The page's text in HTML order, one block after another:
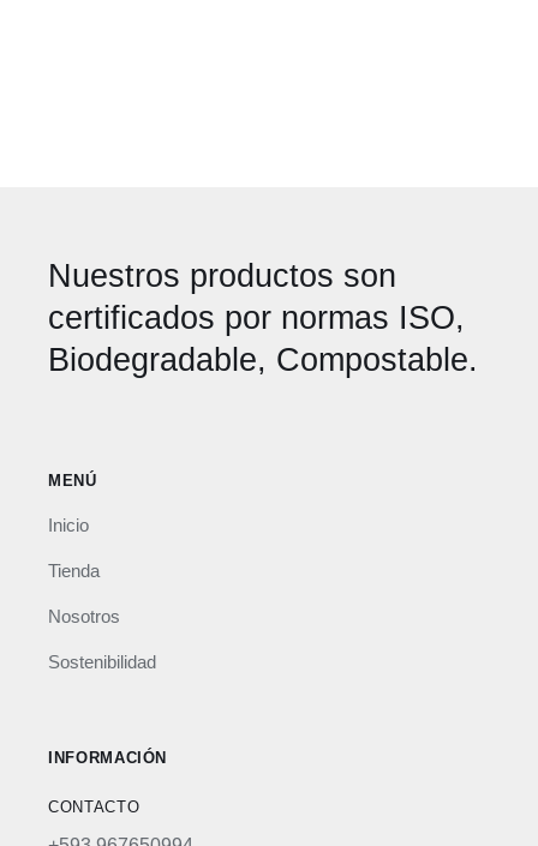
Nuestros productos son
certificados por normas ISO,
Biodegradable, Compostable.
MENÚ
Inicio
Tienda
Nosotros
Sostenibilidad
INFORMACIÓN
CONTACTO